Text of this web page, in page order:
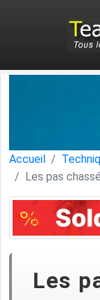
Accueil
Les pas
Les